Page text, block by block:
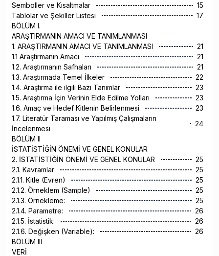
Semboller ve Kısaltmalar
15
Tablolar ve Şekiller Listesi
17
BÖLÜM I.
ARAŞTIRMANIN AMACI VE TANIMLANMASI
1. ARAŞTIRMANIN AMACI VE TANIMLANMASI
21
1.1 Araştırmanın Amacı
21
1.2. Araştırmanın Safhaları
21
1.3. Araştırmada Temel İlkeler
22
1.4. Araştırma ile ilgili Bazı Tanımlar
23
1.5. Araştırma İçin Verinin Elde Edilme Yolları
23
1.6. Amaç ve Hedef Kitlenin Belirlenmesi
23
1.7. Literatür Taraması ve Yapılmış Çalışmaların
İncelenmesi
24
BÖLÜM II
İSTATİSTİĞİN ÖNEMİ VE GENEL KONULAR
2. İSTATİSTİĞİN ÖNEMİ VE GENEL KONULAR
25
2.1. Kavramlar
25
2.1.1. Kitle (Evren)
25
2.1.2. Örneklem (Sample)
25
2.1.3. Örnekleme:
25
2.1.4. Parametre:
26
2.1.5. İstatistik:
26
2.1.6. Değişken (Variable):
26
BÖLÜM III
VERİ